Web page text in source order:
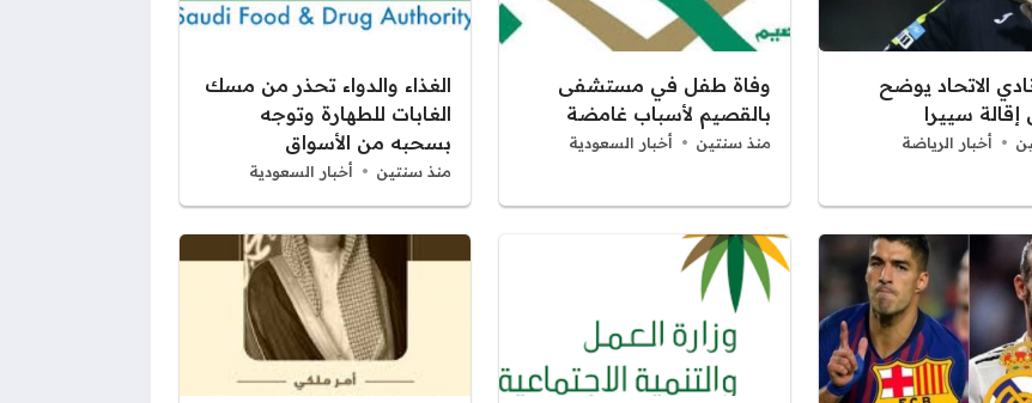
الاتحاد يوضح
إقالة سييرا
أخبار الرياضة
وفاة طفل في مستشفى
بالقصيم لأسباب غامضة
منذ سنتين أخبار السعودية
الغذاء والدواء تحذر من مسك
الغابات للطهارة وتوجه
بسحبه من الأسواق
منذ سنتين أخبار السعودية